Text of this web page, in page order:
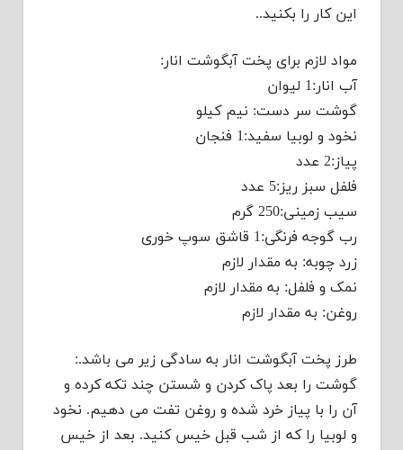
این کار را بکنید..
مواد لازم برای پخت آبگوشت انار:
آب انار:1 لیوان
گوشت سر دست: نیم کیلو
نخود و لوبیا سفید:1 فنجان
پیاز:2 عدد
فلفل سبز ریز:5 عدد
سیب زمینی:250 گرم
رب گوجه فرنگی:1 قاشق سوپ خوری
زرد چوبه: به مقدار لازم
نمک و فلفل: به مقدار لازم
روغن: به مقدار لازم
طرز پخت آبگوشت انار به سادگی زیر می باشد.:
گوشت را بعد پاک کردن و شستن چند تکه کرده و
آن را با پیاز خرد شده و روغن تفت می دهیم. نخود
و لوبیا را که از شب قبل خیس کنید. بعد از خیس